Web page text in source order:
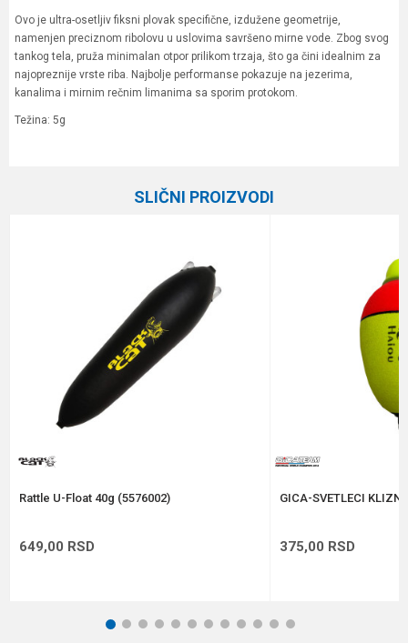
Ovo je ultra-osetljiv fiksni plovak specifične, izdužene geometrije,
namenjen preciznom ribolovu u uslovima savršeno mirne vode. Zbog svog
tankog tela, pruža minimalan otpor prilikom trzaja, što ga čini idealnim za
najopreznije vrste riba. Najbolje performanse pokazuje na jezerima,
kanalima i mirnim rečnim limanima sa sporim protokom.
Težina: 5g
Anti-spam zaštita - izračunajte koliko je 6 - 1 :
SLIČNI PROIZVODI
Rattle U-Float 40g (5576002)
649,00 RSD
GICA-SVETLECI
375,00 RSD
1 2 3 4 5 6 7 8 9 101112